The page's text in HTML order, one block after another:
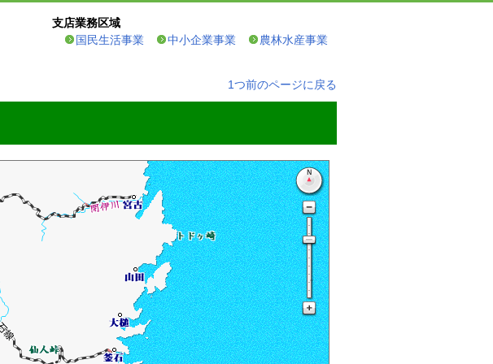
支店業務区域
国民生活事業
中小企業事業 農林水産事業
1つ前のページに戻る